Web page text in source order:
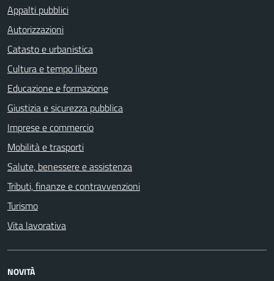
Appalti pubblici
Autorizzazioni
Catasto e urbanistica
Cultura e tempo libero
Educazione e formazione
Giustizia e sicurezza pubblica
Imprese e commercio
Mobilità e trasporti
Salute, benessere e assistenza
Tributi, finanze e contravvenzioni
Turismo
Vita lavorativa
NOVITÀ